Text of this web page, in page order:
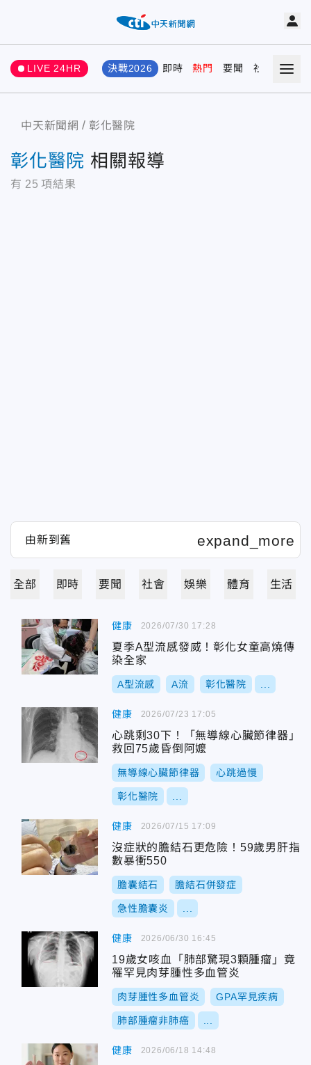
LIVE 24HR 決戰2026 即時 熱門 要聞 社會 娛樂
中天新聞網 彰化醫院
彰化醫院 相關報導
有 25 項結果
全部 即時 要聞 社會 娛樂 體育 生活
健康
夏季A型流感發威！彰化女童高燒傳
染全家
A型流感 A流 彰化醫院
2026/07/30 17:28
健康
心跳剩30下！「無導線心臟節律器」
救回75歲昏倒阿嬤
無導線心臟節律器 心跳過慢
彰化醫院
2026/07/23 17:05
健康
沒症狀的膽結石更危險！59歲男肝指
數暴衝550
膽囊結石 膽結石併發症
急性膽囊炎
2026/07/15 17:09
健康
19歲女咳血「肺部驚現3顆腫瘤」竟
罹罕見肉芽腫性多血管炎
肉芽腫性多血管炎 GPA罕見疾病
肺部腫瘤非肺癌
2026/06/30 16:45
健康 2026/06/18 14:48